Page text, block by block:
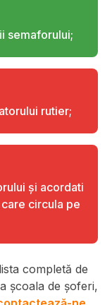
semaforului;
rutier;
şi acordati
circula pe
completă de
școala de șoferi,